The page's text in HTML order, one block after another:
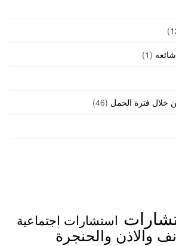
(1)
خلال فترة الحمل (46)
استشارات اجتماعية
والاذن والحنجرة